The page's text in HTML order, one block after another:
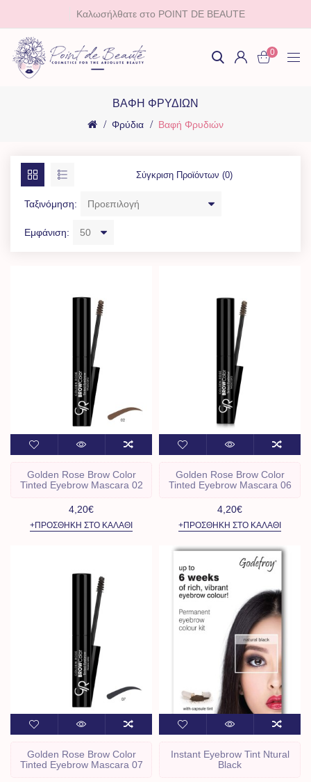
Καλωσήλθατε στο POINT DE BEAUTE
0
ΒΑΦΉ ΦΡΥΔΙΏΝ
Φρύδια Βαφή Φρυδιών
Σύγκριση Προϊόντων (0)
Ταξινόμηση:
Εμφάνιση:
Golden Rose Brow Color
Tinted Eyebrow Mascara 02
4,20€
+ΠΡΟΣΘΉΚΗ ΣΤΟ ΚΑΛΆΘΙ
Golden Rose Brow Color
Tinted Eyebrow Mascara 06
4,20€
+ΠΡΟΣΘΉΚΗ ΣΤΟ ΚΑΛΆΘΙ
Golden Rose Brow Color
Tinted Eyebrow Mascara 07
Instant Eyebrow Tint Ntural
Black